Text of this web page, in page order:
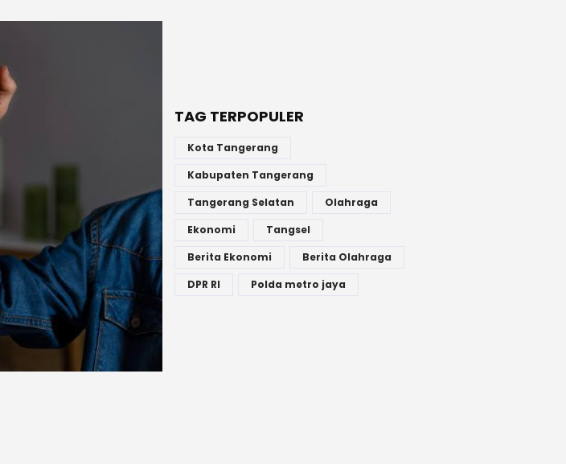
TAG TERPOPULER
Kota Tangerang
Kabupaten Tangerang
Tangerang Selatan
Olahraga
Ekonomi
Tangsel
Berita Ekonomi
Berita Olahraga
DPR RI
Polda metro jaya